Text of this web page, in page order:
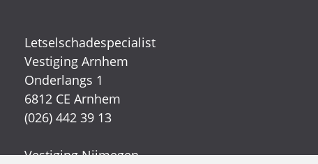
Letselschadespecialist
Vestiging Arnhem
Onderlangs 1
6812 CE Arnhem
(026) 442 39 13
Vestiging Nijmegen